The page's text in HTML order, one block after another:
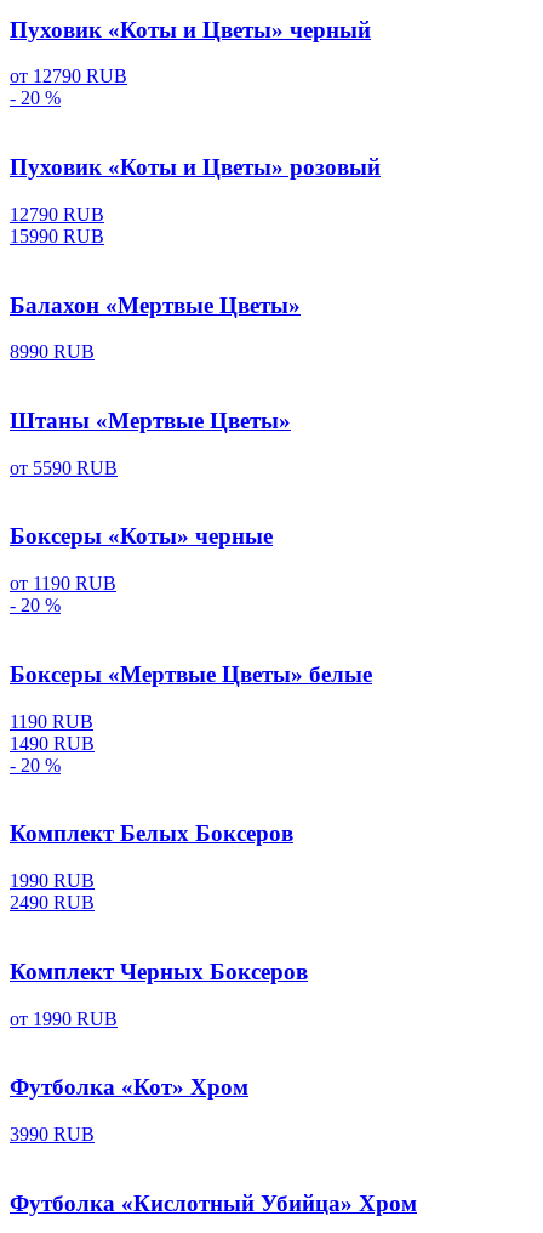
Пуховик «Коты и Цветы» черный
от 12790 RUB
- 20 %
Пуховик «Коты и Цветы» розовый
12790 RUB
15990 RUB
Балахон «Мертвые Цветы»
8990 RUB
Штаны «Мертвые Цветы»
от 5590 RUB
Боксеры «Коты» черные
от 1190 RUB
- 20 %
Боксеры «Мертвые Цветы» белые
1190 RUB
1490 RUB
- 20 %
Комплект Белых Боксеров
1990 RUB
2490 RUB
Комплект Черных Боксеров
от 1990 RUB
Футболка «Кот» Хром
3990 RUB
Футболка «Кислотный Убийца» Хром